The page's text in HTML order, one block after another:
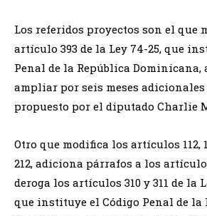
Los referidos proyectos son el que
artículo 393 de la Ley 74-25, que
Penal de la República Dominicana,
ampliar por seis meses
propuesto por el diputado Charlie
Otro que modifica los artículos 112,
212, adiciona párrafos a los
deroga los artículos 310 y 311 de la
que instituye el Código Penal de la